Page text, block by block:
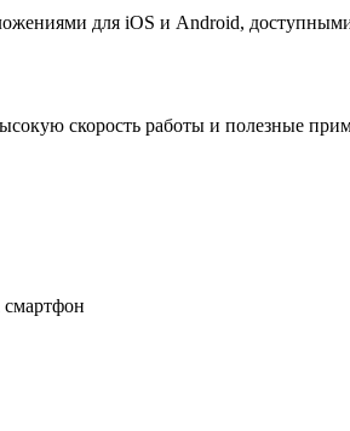
для iOS и Android,
скорость работы и полезные